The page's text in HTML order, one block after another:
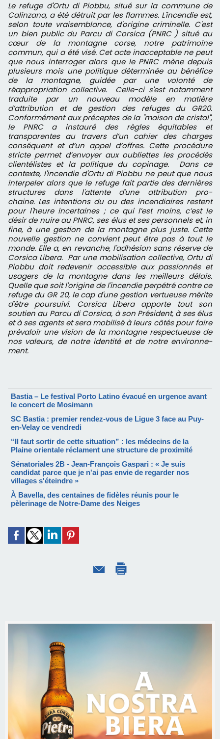
Le refuge d'Ortu di Piobbu, situé sur la commune de
Calinzana, a été détruit par les flammes. L'incendie est,
selon toute vraisemblance, d'origine criminelle. C'est
un bien public du Parcu di Corsica (PNRC ) situé au
cœur de la montagne corse, notre patrimoine
commun, qui a été visé. Cet acte inacceptable ne peut
que nous interroger alors que le PNRC mène de­puis
plusieurs mois une politique déterminée au bénéfice
de la montagne, guidée par une volonté de
réappropriation collective.
Celle-ci s'est notamment
traduite par un nouveau modèle en matière
d’attribution et de gestion des refuges du GR20.
Conformément aux préceptes de la "maison de cristal",
le PNRC a instauré des règles équitables et
transparentes au travers d’un ca­hier des charges
conséquent et d’un appel d’offres. Cette procédure
stricte permet d’envoyer aux oubliettes les procédés
clientélistes et la politique du copinage. Dans ce
contexte, l'incendie d'Ortu di Piobbu ne peut que nous
interpeler alors que le refuge fait partie des dernières
structures dans l'attente d'une attribution pro­
chaine. Les intentions du ou des incendiaires restent
pour l'heure incertaines ; ce qui l’est moins, c’est le
désir de nuire au PNRC, ses élus et ses personnels et, in
fine, à une gestion de la montagne plus juste. Cette
nouvelle gestion ne convient peut être pas à tout le
monde. Elle a, en re­vanche, l'adhésion sans réserve de
Corsica Libera. Par une mobilisation collective, Ortu di
Piobbu doit redevenir accessible aux pas­sionnés et
usagers de la montagne dans les meilleurs délais.
Quelle que soit l'origine de l'incendie perpétré contre ce
refuge du GR 20, le cap d'une gestion vertueuse mé­rite
d'être poursuivi. Corsica Libera apporte tout son
soutien au Parcu di Corsica, àson Président, à ses élus
et à ses agents et sera mobilisé à leurs côtés pour faire
prévaloir une vision de la montagne respectueuse de
nos valeurs, de notre identité et de notre environne­
ment.
Bastia – Le festival Porto Latino évacué en urgence avant
le concert de Mosimann
SC Bastia : premier rendez-vous de Ligue 3 face au Puy-
en-Velay ce vendredi
“Il faut sortir de cette situation” : les médecins de la
Plaine orientale réclament une structure de proximité
Sénatoriales 2B - Jean-François Gaspari : « Je suis
candidat parce que je n'ai pas envie de regarder nos
villages s'éteindre »
À Bavella, des centaines de fidèles réunis pour le
pèlerinage de Notre-Dame des Neiges